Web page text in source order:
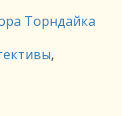
Торндайка
,